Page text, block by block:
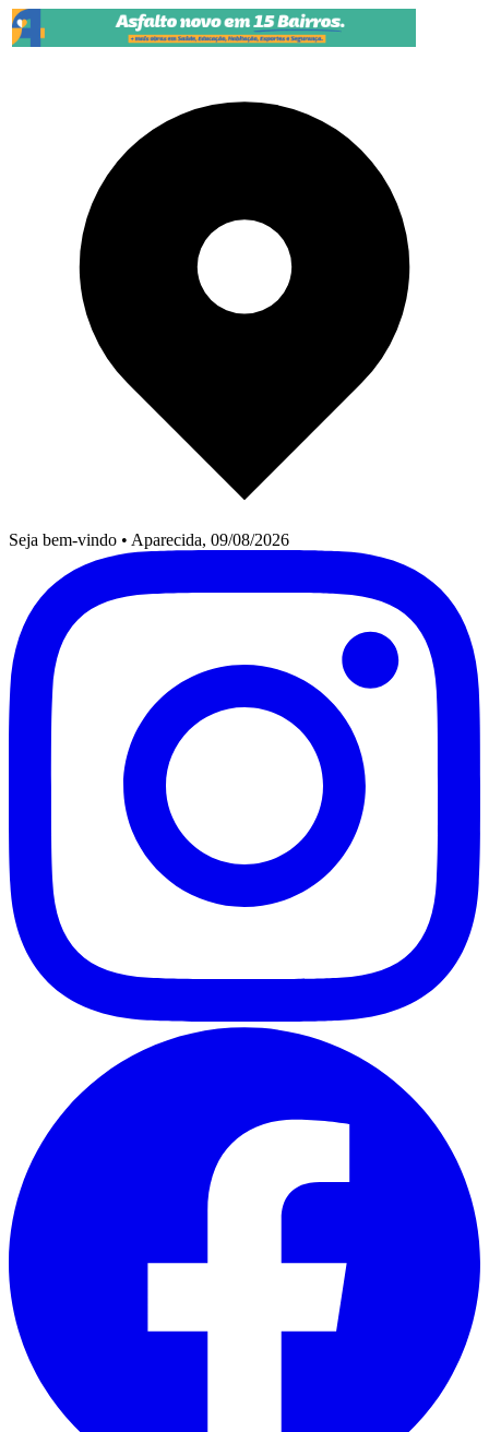
Pular para o conteúdo
Seja bem-vindo • Aparecida, 09/08/2026